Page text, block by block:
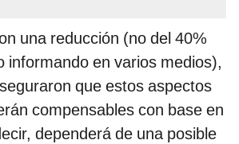
una reducción (no del 40%
informando en varios medios),
que estos aspectos
compensables con base en
dependerá de una posible